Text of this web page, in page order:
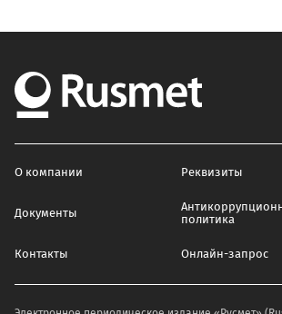
О компании Реквизиты
Документы
политика
Контакты Онлайн-запрос